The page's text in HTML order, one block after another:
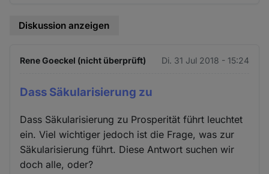
Diskussion anzeigen
Rene Goeckel (nicht überprüft) Di. 31 Jul 2018 - 15:24
Dass Säkularisierung zu
Dass Säkularisierung zu Prosperität führt leuchtet
ein. Viel wichtiger jedoch ist die Frage, was zur
Säkularisierung führt. Diese Antwort suchen wir
doch alle, oder?